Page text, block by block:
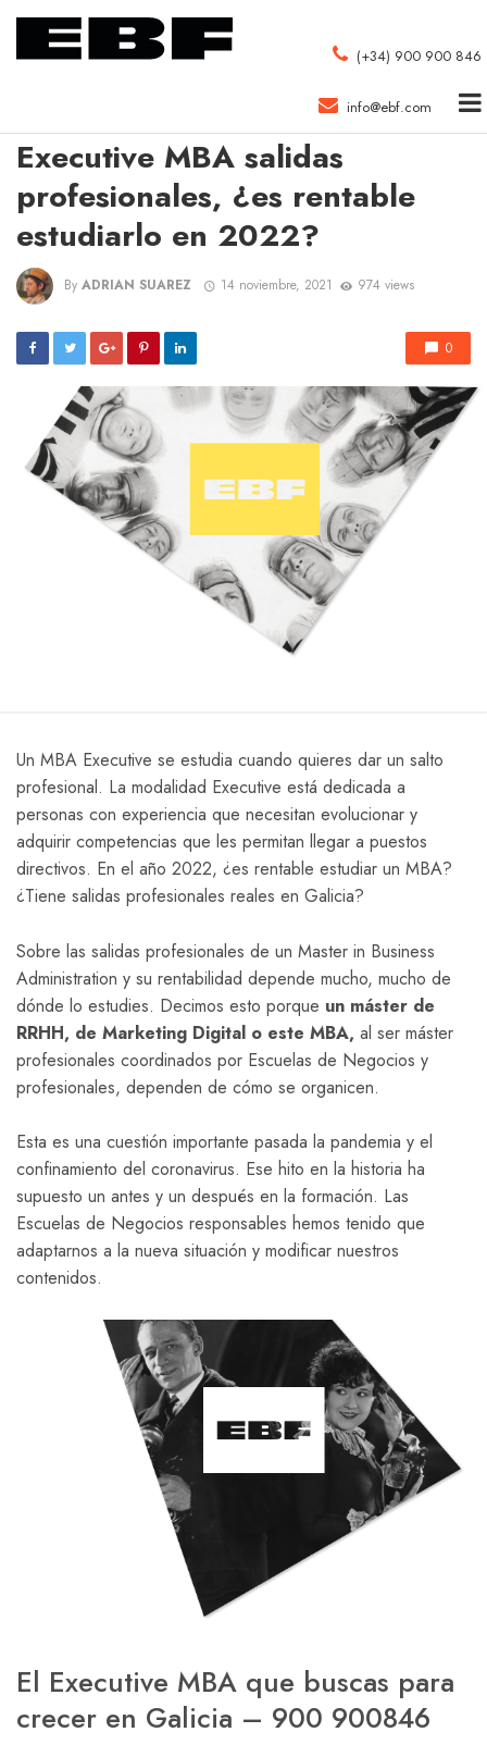
(+34) 900 900 846
info@ebf.com
Executive MBA salidas
profesionales, ¿es rentable
estudiarlo en 2022?
By ADRIAN SUAREZ 14 noviembre, 2021 974 views
0
Un MBA Executive se estudia cuando quieres dar un salto
profesional. La modalidad Executive está dedicada a
personas con experiencia que necesitan evolucionar y
adquirir competencias que les permitan llegar a puestos
directivos. En el año 2022, ¿es rentable estudiar un MBA?
¿Tiene salidas profesionales reales en Galicia?
Sobre las salidas profesionales de un Master in Business
Administration y su rentabilidad depende mucho, mucho de
dónde lo estudies. Decimos esto porque un máster de
RRHH, de Marketing Digital o este MBA, al ser máster
profesionales coordinados por Escuelas de Negocios y
profesionales, dependen de cómo se organicen.
Esta es una cuestión importante pasada la pandemia y el
confinamiento del coronavirus. Ese hito en la historia ha
supuesto un antes y un después en la formación. Las
Escuelas de Negocios responsables hemos tenido que
adaptarnos a la nueva situación y modificar nuestros
contenidos.
El Executive MBA que buscas para
crecer en Galicia – 900 900846